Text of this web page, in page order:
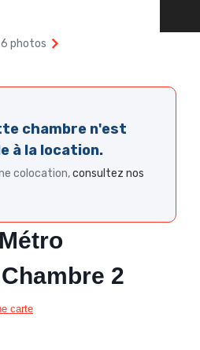
6 photos
chambre n'est
à la location.
colocation,consultez nos
2
carte